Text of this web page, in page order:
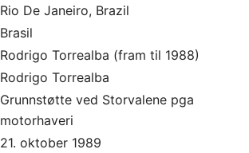
Rio De Janeiro, Brazil
Brasil
Rodrigo Torrealba (fram til 1988)
Rodrigo Torrealba
Grunnstøtte ved Storvalene pga
motorhaveri
21. oktober 1989